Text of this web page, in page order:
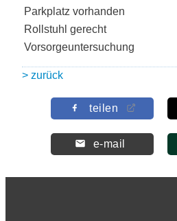
Parkplatz vorhanden
Rollstuhl gerecht
Vorsorgeuntersuchung
> zurück
teilen
e-mail